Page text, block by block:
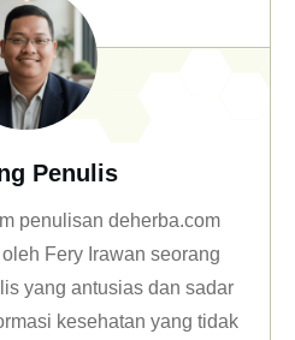
Penulis
penulisan deherba.com
Fery Irawan seorang
yang antusias dan sadar
kesehatan yang tidak